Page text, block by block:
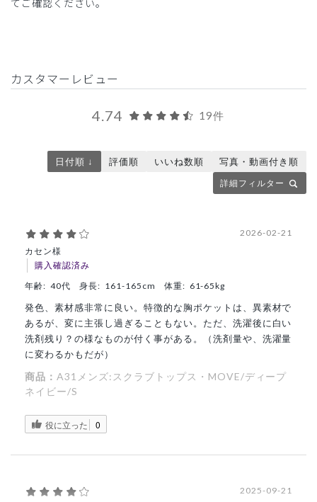
カスタマーレビュー
4.74 19件
詳細フィルター
日付順 ↓ 評価順 いいね数順 写真・動画付き順
カセン様
購入確認済み
2026-02-21
年齢: 40代 身長: 161-165cm 体重: 61-65kg
発色、素材感非常に良い。特徴的な胸ポケットは、異素材で
あるが、変に主張し過ぎることもない。ただ、洗濯後に白い
洗剤残り？の様なものが付く事がある。（洗剤量や、洗濯量
に変わるかもだが）
商品： A31メンズ:スクラブトップス・MOVE/ディープ
ネイビー/S
役に立った 0
2025-09-21